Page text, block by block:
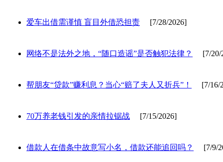
爱车出借需谨慎 盲目外借恐担责 [7/28/2026]
网络不是法外之地，“随口造谣”是否触犯法律？ [7/20/
帮朋友“贷款”赚利息？当心“赔了夫人又折兵”！ [7/16/
70万养老钱引发的亲情拉锯战 [7/15/2026]
借款人在借条中故意写小名，借款还能追回吗？ [7/9/